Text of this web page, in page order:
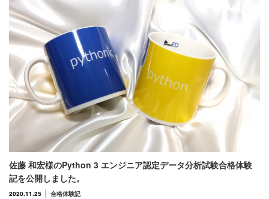
佐藤 和宏様のPython 3 エンジニア認定データ分析試験合格体験
記を公開しました。
2020.11.25 合格体験記